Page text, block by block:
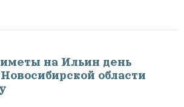
на Ильин день
области